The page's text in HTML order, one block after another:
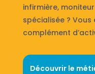
infirmière,
spécialisée ? Vous
complément
Découvrir le